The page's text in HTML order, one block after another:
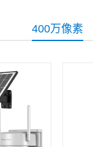
400万像素